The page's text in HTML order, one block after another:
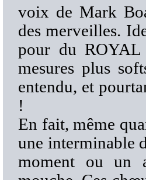
voix de Mark
des merveilles.
pour du ROYAL
mesures plus
entendu, et
!
En fait, même
une interminable
moment ou un